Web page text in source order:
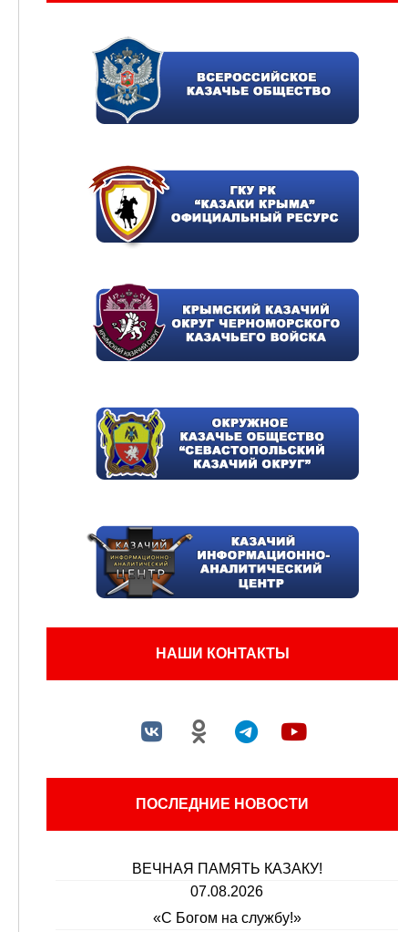
НАШИ КОНТАКТЫ
ПОСЛЕДНИЕ НОВОСТИ
ВЕЧНАЯ ПАМЯТЬ КАЗАКУ!
07.08.2026
«С Богом на службу!»